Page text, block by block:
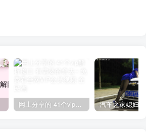
网上分享的 41个vip解析接口 有需要的拿去~ 免费看全网VIP会员视频